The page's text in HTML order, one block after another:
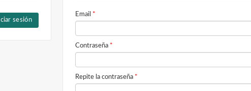
sesión
Email *
Contraseña *
Repite la contraseña *